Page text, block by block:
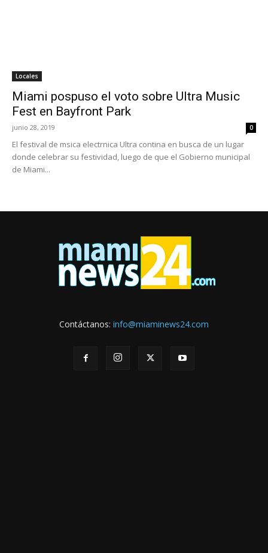
Locales
Miami pospuso el voto sobre Ultra Music
Fest en Bayfront Park
junio 28, 2019 0
El festival de msica electrnica Ultra contina en busca de un lugar
donde celebrar su festividad, luego de que el Gobierno municipal
de Miami...
Contáctanos: info@miaminews24.com